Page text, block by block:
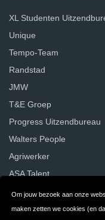
Om jouw bezoek aan onze
maken zetten we cookies (en
XL Studenten
Unique
Tempo-Team
Randstad
JMW
T&E Groep
Progress Uitzendbureau
Walters People
Agriwerker
ASA Talent